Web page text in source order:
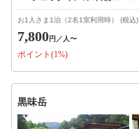
お1人さま1泊（2名1室利用時） (税込)
7,800円 ／人〜
ポイント(1%)
黒味岳